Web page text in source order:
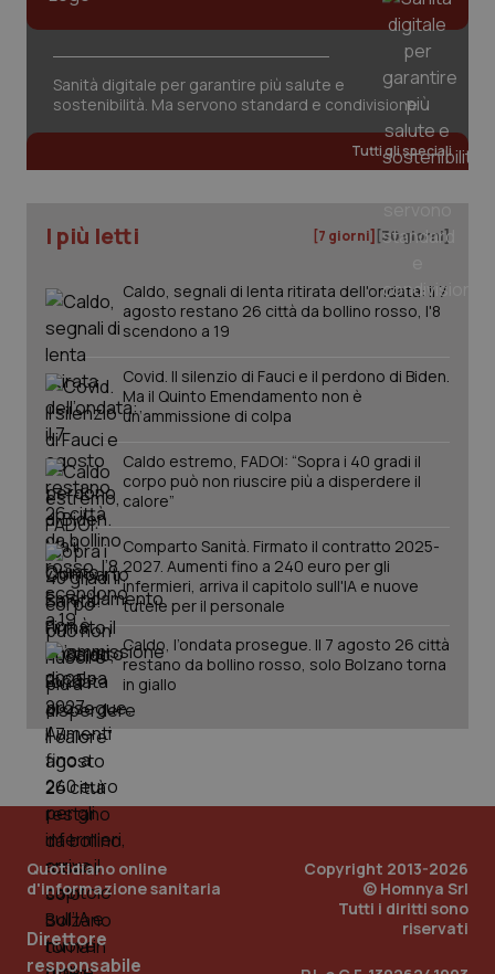
Sanità digitale per garantire più salute e
sostenibilità. Ma servono standard e condivisione
Tutti gli speciali
I più letti [7 giorni] [30 giorni]
Caldo, segnali di lenta ritirata dell'ondata: il 7
agosto restano 26 città da bollino rosso, l'8
scendono a 19
Covid. Il silenzio di Fauci e il perdono di Biden.
Ma il Quinto Emendamento non è
un’ammissione di colpa
Caldo estremo, FADOI: “Sopra i 40 gradi il
corpo può non riuscire più a disperdere il
calore”
Comparto Sanità. Firmato il contratto 2025-
2027. Aumenti fino a 240 euro per gli
infermieri, arriva il capitolo sull'IA e nuove
tutele per il personale
Caldo, l’ondata prosegue. Il 7 agosto 26 città
restano da bollino rosso, solo Bolzano torna
in giallo
Quotidiano online
d'informazione sanitaria
Direttore
responsabile
Copyright 2013-2026
© Homnya Srl
Tutti i diritti sono
riservati
tracking-sites-ironfish-
www.quotidianosanita.it
2
_ga
Google LLC
.quotidianosanita.it
PHPSESSID